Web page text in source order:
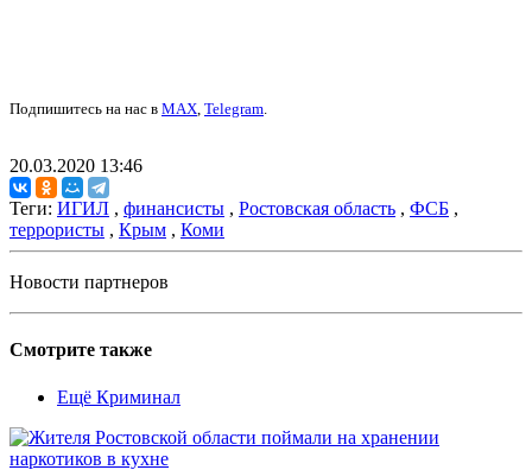
Подпишитесь на нас в MAX, Telegram.
20.03.2020 13:46
Теги: ИГИЛ , финансисты , Ростовская область , ФСБ ,
террористы , Крым , Коми
Новости партнеров
Смотрите также
Ещё Криминал